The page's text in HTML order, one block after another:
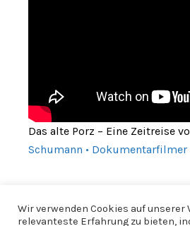
Das alte Porz – Eine Zeitreise
Schumann • Dokumentarfilmer
Wir verwenden Cookies auf unserer
relevanteste Erfahrung zu bieten,